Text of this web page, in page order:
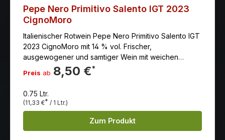
Pepe Nero Primitivo Salento IGT 2023
CignoMoro
Italienischer Rotwein Pepe Nero Primitivo Salento IGT
2023 CignoMoro mit 14 % vol. Frischer,
ausgewogener und samtiger Wein mit weichen
Tanninen und einem lang anhaltenden Abgang.
Intensive und leuchtende rubinrote Farbe. Das
schwarzen Früchte, bei denen Kirsche und
Heidelbeere zu dieser Zeit dominieren mit
Eichengewürz, Kerzenrauch und Zedernholz, das die
Fruchttöne unterstützt.
Preis ab 8,50 €*
0.75 Ltr.
(11,33 €* / 1 Ltr.)
Zum Produkt